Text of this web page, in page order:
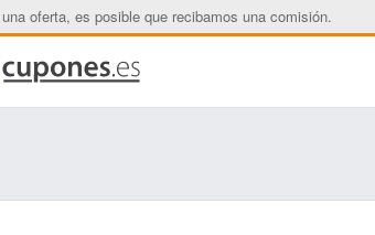
oferta, es posible que recibamos una comisión.